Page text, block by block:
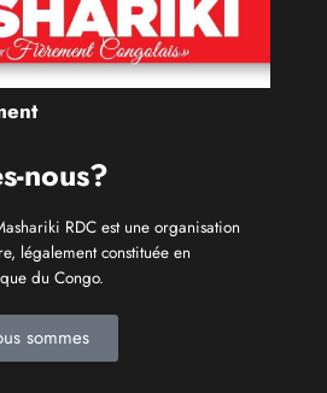
RDC est une organisation
légalement constituée en
du Congo.
sommes